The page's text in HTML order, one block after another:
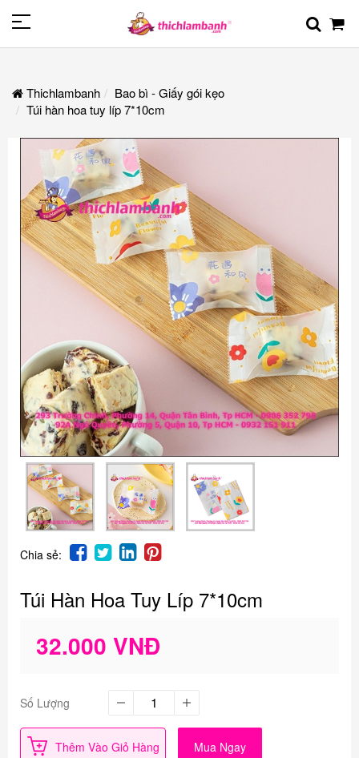
Thichlambanh
Bao bì - Giấy gói kẹo
Túi hàn hoa tuy líp 7*10cm
Chia sẻ:
Túi Hàn Hoa Tuy Líp 7*10cm
32.000 VNĐ
Số Lượng
Thêm Vào Giỏ Hàng Mua Ngay